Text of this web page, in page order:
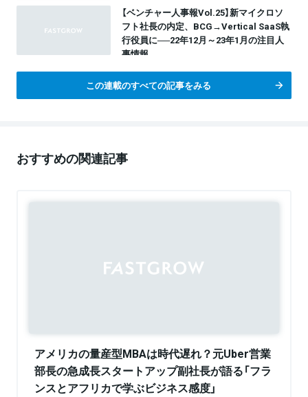
【ベンチャー人事報Vol.25】新マイクロソ
フト社長の内定、BCG→Vertical SaaS執
行役員に──22年12月～23年1月の注目人
事情報
この連載のすべての記事をみる
おすすめの関連記事
アメリカの量産型MBAは時代遅れ？元Uber営業
部長の急成長スタートアップ副社長が語る「フラ
ンスとアフリカで学ぶビジネス感度」